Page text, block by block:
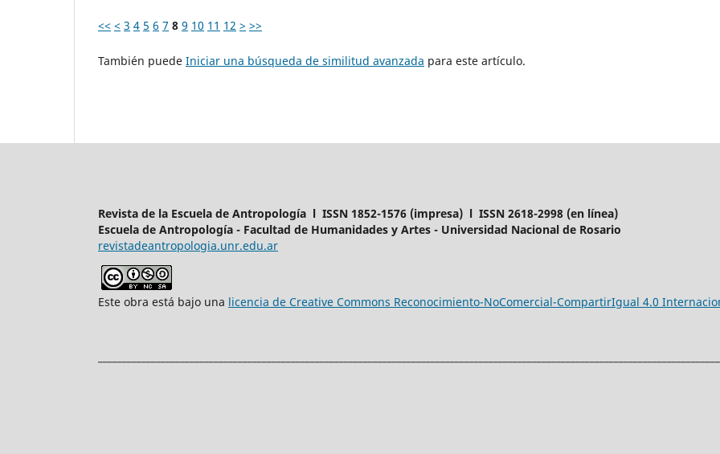
<< < 3 4 5 6 7 8 9 10 11 12 > >>
También puede Iniciar una búsqueda de similitud avanzada para este artículo.
Revista de la Escuela de Antropología l ISSN 1852-1576 (impresa) l ISSN 2618-2998 (en línea)
Escuela de Antropología - Facultad de Humanidades y Artes - Universidad Nacional de Rosario
revistadeantropologia.unr.edu.ar
Este obra está bajo una licencia de Creative Commons Reconocimiento-NoComercial-CompartirIgual 4.0